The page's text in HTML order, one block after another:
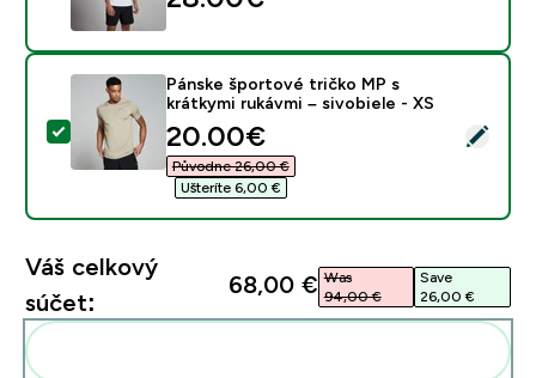
Vybrať tento produkt - Pánske športové tričko MP s
Pánske športové tričko MP s
krátkymi rukávmi – sivobiele - XS
discounted price
20.00€‎
Původne 26,00 €‎
Ušteríte 6,00 €‎
Váš celkový
súčet:
68,00 €‎ Was
94,00 €‎
Save
26,00 €‎